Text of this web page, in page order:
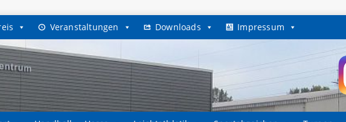
Veranstaltungen Downloads Impressum